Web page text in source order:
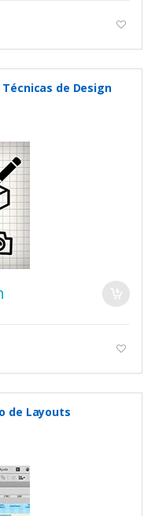
de Design
de Layouts